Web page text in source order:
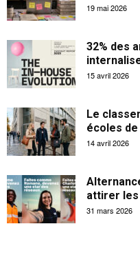
19 mai 2026
32% des
15 avril 2026
Le
écoles
14 avril 2026
attirer
31 mars 2026